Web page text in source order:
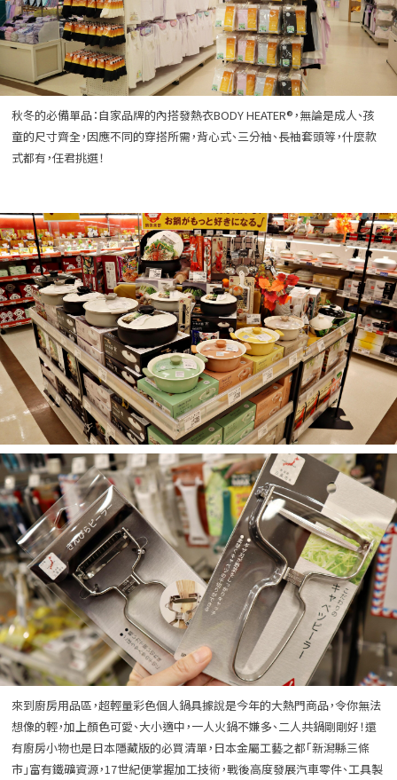
秋冬的必備單品：自家品牌的內搭發熱衣BODY HEATER®️，無論是成人、孩
童的尺寸齊全，因應不同的穿搭所需，背心式、三分袖、長袖套頭等，什麼款
式都有，任君挑選！
來到廚房用品區，超輕量彩色個人鍋具據說是今年的大熱門商品，令你無法
想像的輕，加上顏色可愛、大小適中，一人火鍋不嫌多、二人共鍋剛剛好！還
有廚房小物也是日本隱藏版的必買清單，日本金屬工藝之都「新潟縣三條
市」富有鐵礦資源，17世紀便掌握加工技術，戰後高度發展汽車零件、工具製